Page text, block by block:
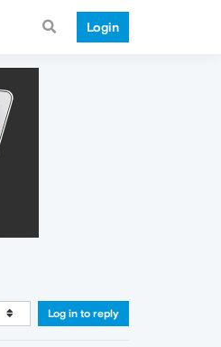
Login
Log in to reply